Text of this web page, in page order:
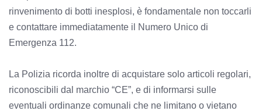
rinvenimento di botti inesplosi, è fondamentale non toccarli
e contattare immediatamente il Numero Unico di
Emergenza 112.
La Polizia ricorda inoltre di acquistare solo articoli regolari,
riconoscibili dal marchio “CE”, e di informarsi sulle
eventuali ordinanze comunali che ne limitano o vietano